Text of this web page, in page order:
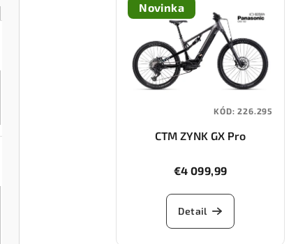
Novinka
CTM ZYNK GX Pro
€4 099,99
Detail
KÓD:226.295